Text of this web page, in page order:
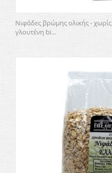
Νιφάδες βρώμης ολικής - χωρίς
γλουτένη bi...